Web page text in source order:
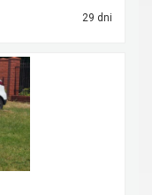
29 dni